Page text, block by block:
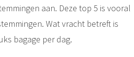
aan. Deze top 5 is vooral
Wat vracht betreft is
bagage per dag.